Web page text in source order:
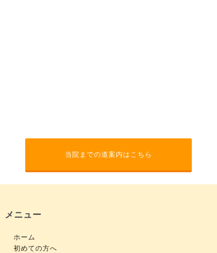
当院までの道案内はこちら
メニュー
ホーム
初めての方へ